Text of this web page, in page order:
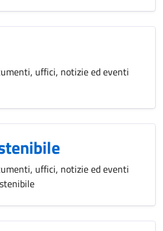
uffici, notizie ed eventi
uffici, notizie ed eventi